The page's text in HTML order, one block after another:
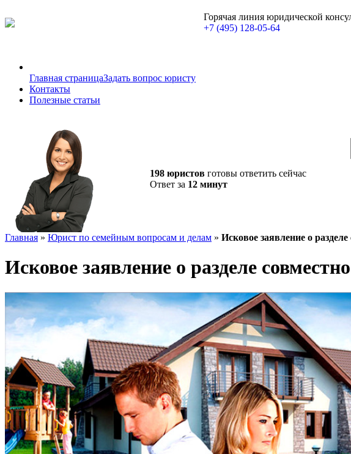
Горячая линия юридической
+7 (495) 128-05-64
Главная страницаЗадать вопрос юристу
Контакты
Полезные статьи
198 юристов готовы ответить сейчас
Ответ за 12 минут
Главная » Юрист по семейным вопросам и делам » Исковое заявление о
Исковое заявление о разделе